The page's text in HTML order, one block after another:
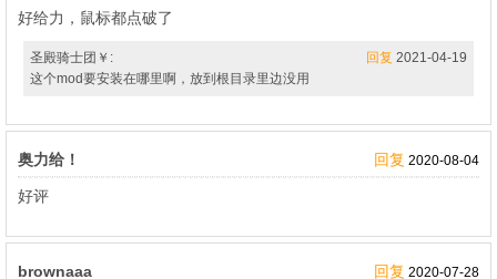
好给力，鼠标都点破了
圣殿骑士团￥: 回复 2021-04-19
这个mod要安装在哪里啊，放到根目录里边没用
奥力给！ 回复 2020-08-04
好评
brownaaa 回复 2020-07-28